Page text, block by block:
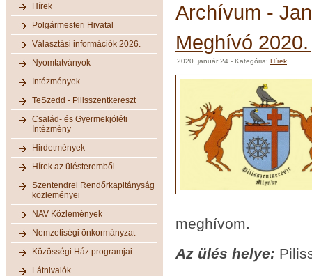
Hírek
Polgármesteri Hivatal
Választási információk 2026.
Nyomtatványok
Intézmények
TeSzedd - Pilisszentkereszt
Család- és Gyermekjóléti
Intézmény
Hirdetmények
Hírek az ülésteremből
Szentendrei Rendőrkapitányság
közleményei
NAV Közlemények
Nemzetiségi önkormányzat
Közösségi Ház programjai
Látnivalók
Archívum -
Meghívó
2020. január 24 - Kategória: Hírek
meghívom.
Az ülés helye: